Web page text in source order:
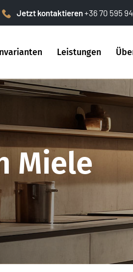
Jetzt kontaktieren+36 70 595
Leistungen
Miele